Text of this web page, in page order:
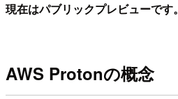
現在はパブリックプレビューです。
AWS Protonの概念